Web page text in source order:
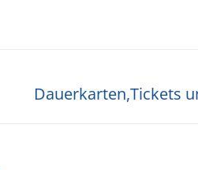
Dauerkarten,Tickets